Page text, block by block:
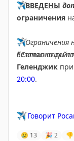
✈️ВВЕДЕНЫ
ограничения
✈️Ограничения
безопасности
*Согласно
Геленджик
20:00.
✈️ Говорит
😢 13 🎉 2 👎